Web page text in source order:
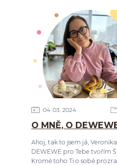
04 03 2024
O MNĚ, O
Ahoj, tak to jsem já,
DEWEWE pro Tebe tvořím
Kromě toho Ti o sobě